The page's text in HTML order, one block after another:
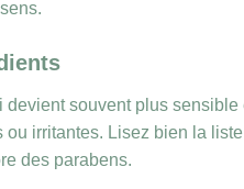
souvent plus
irritantes. Lisez bien la
des parabens.